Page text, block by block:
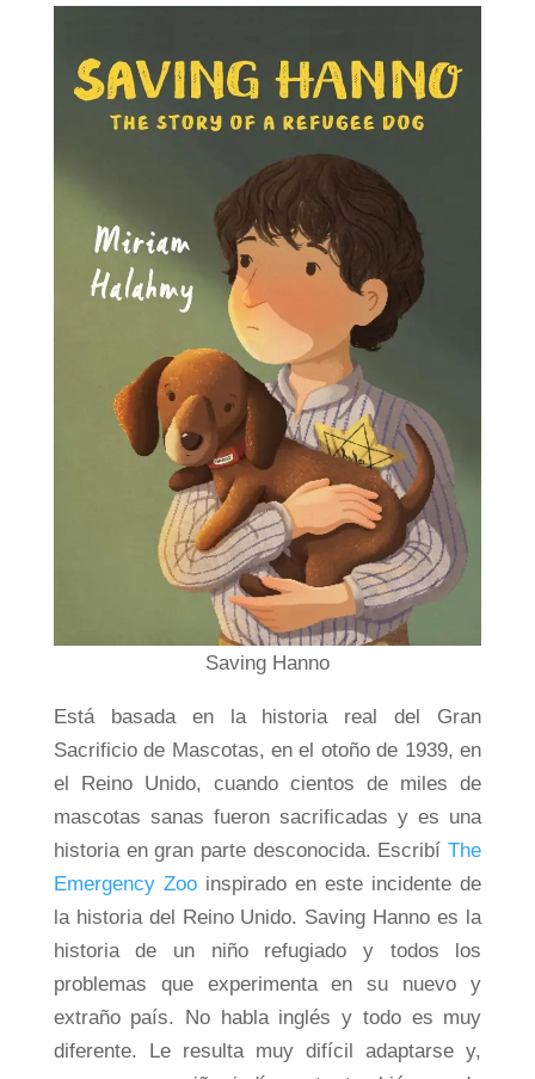
Saving Hanno
Está basada en la historia real del Gran
Sacrificio de Mascotas, en el otoño de 1939, en
el Reino Unido, cuando cientos de miles de
mascotas sanas fueron sacrificadas y es una
historia en gran parte desconocida. EscribíThe
Emergency Zooinspirado en este incidente de
la historia del Reino Unido. Saving Hanno es la
historia de un niño refugiado y todos los
problemas que experimenta en su nuevo y
extraño país. No habla inglés y todo es muy
diferente. Le resulta muy difícil adaptarse y,